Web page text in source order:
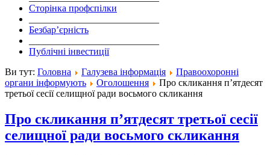
Сторінка профспілки
Безбар’єрність
Публічні інвестиції
Ви тут: Головна Галузева інформація
Правоохоронні
органи інформують
Оголошення
Про скликання п’ятдесят
третьої сесії селищної ради восьмого скликання
Про скликання п’ятдесят третьої сесії
селищної ради восьмого скликання